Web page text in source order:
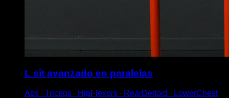
L sit avanzado en paralelas
Abs ∙ Triceps ∙ HipFlexors ∙ RearDeltoid ∙ LowerChest